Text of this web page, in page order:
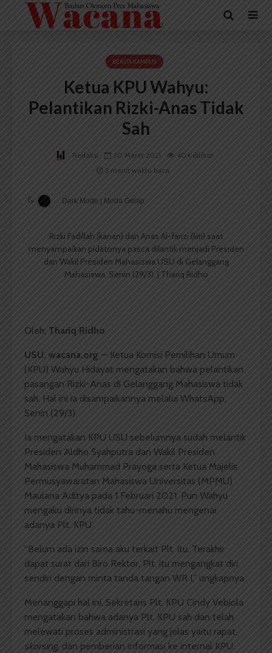
BERITA KAMPUS
Ketua KPU Wahyu:
Pelantikan Rizki-Anas Tidak
Sah
Redaksi 30 Maret 2021
404 dilihat
2 menit waktu baca
Dark Mode | Moda Gelap
Rizki Fadillah (kanan) dan Anas Al-farizi (kiri) saat
menyampaikan pidatonya pasca dilantik menjadi Presiden
dan Wakil Presiden Mahasiswa USU di Gelanggang
Mahasiswa, Senin (29/3). | Thariq Ridho
Oleh: Thariq Ridho
USU, wacana.org — Ketua Komisi Pemilihan Umum
(KPU) Wahyu Hidayat mengatakan bahwa pelantikan
pasangan Rizki-Anas di Gelanggang Mahasiswa tidak
sah. Hal ini ia disampaikannya melalui WhatsApp,
Senin (29/3).
Ia mengatakan KPU USU sebelumnya sudah melantik
Presiden Aldho Syahputra dan Wakil Presiden
Mahasiswa Muhammad Prayoga serta Ketua Majelis
Permusyawaratan Mahasiswa Universitas (MPMU)
Maulana Aditya pada 1 Februari 2021. Pun Wahyu
mengaku dirinya tidak tahu-menahu mengenai
adanya Plt. KPU.
“Belum ada izin sama aku terkait Plt. itu. Terakhir
dapat surat dari Biro Rektor, Plt. itu mengangkat diri
sendiri dengan minta tanda tangan WR I,” ungkapnya.
Menanggapi hal ini, Sekretaris Plt. KPU Cindy Vebiola
mengatakan bahwa adanya Plt. KPU sah dan telah
melewati proses administrasi yang jelas yaitu rapat,
skorsing, dan pemberian informasi ke internal KPU.